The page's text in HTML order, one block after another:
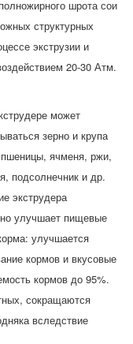
шрота сои
структурных
экструзии и
20-30 Атм.
может
зерно и крупа
ячменя, ржи,
подсолнечник и др.
экструдера
улучшает пищевые
улучшается
кормов и вкусовые
кормов до 95%.
сокращаются
вследствие